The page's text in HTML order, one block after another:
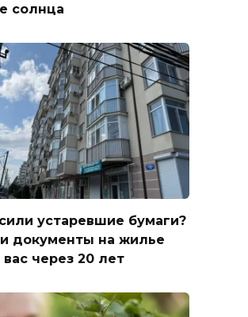
солнца
устаревшие бумаги?
документы на жилье
вас через 20 лет